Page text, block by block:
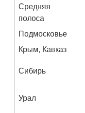
Средняя
полоса
Подмосковье
Крым, Кавказ
Сибирь
Урал